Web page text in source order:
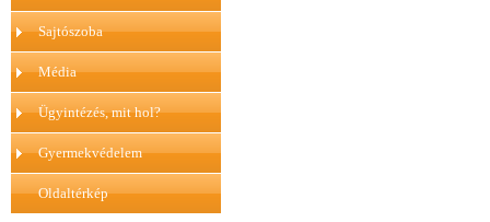
Sajtószoba
Média
Ügyintézés, mit hol?
Gyermekvédelem
Oldaltérkép